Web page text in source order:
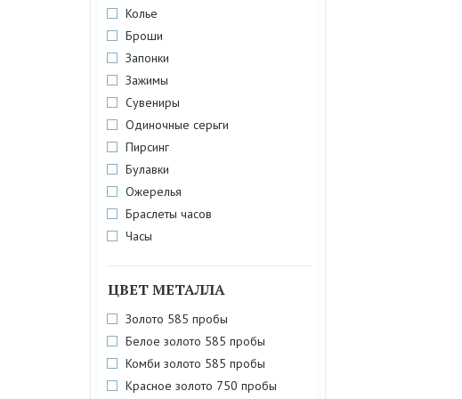
Колье
Броши
Запонки
Зажимы
Сувениры
Одиночные серьги
Пирсинг
Булавки
Ожерелья
Браслеты часов
Часы
ЦВЕТ МЕТАЛЛА
Золото 585 пробы
Белое золото 585 пробы
Комби золото 585 пробы
Красное золото 750 пробы